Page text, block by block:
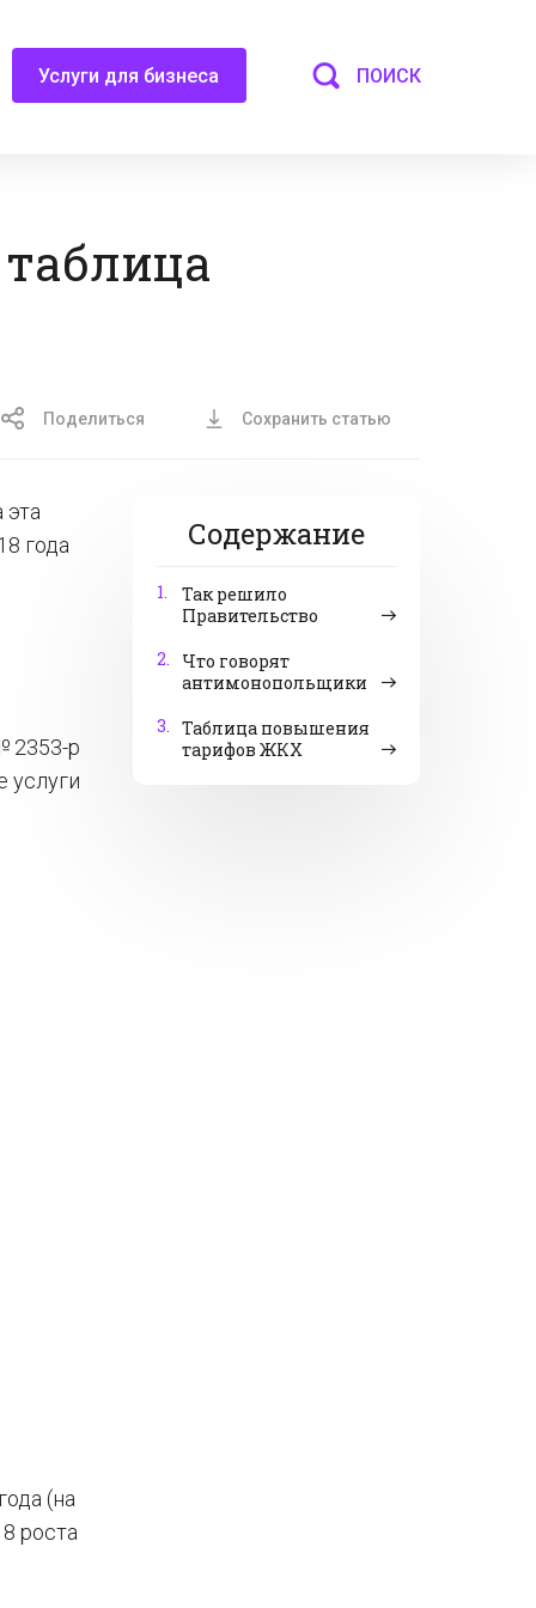
Услуги для бизнеса ПОИСК
Поделиться Сохранить статью
Содержание
1.
Так решило
Правительство
2.
Что говорят
антимонопольщики
3. Таблица повышения
тарифов ЖКХ
года
2353-р
услуги
(на
роста